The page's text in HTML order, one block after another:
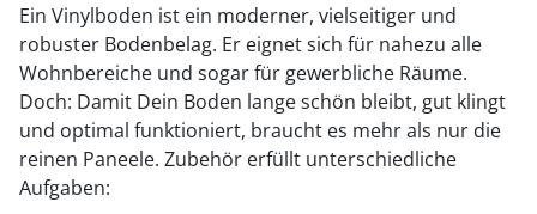
Ein Vinylboden ist ein moderner, vielseitiger und
robuster Bodenbelag. Er eignet sich für nahezu alle
Wohnbereiche und sogar für gewerbliche Räume.
Doch: Damit Dein Boden lange schön bleibt, gut klingt
und optimal funktioniert, braucht es mehr als nur die
reinen Paneele. Zubehör erfüllt unterschiedliche
Aufgaben: